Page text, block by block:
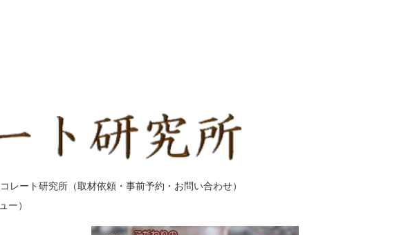
レート研究所（取材依頼・事前予約・お問い合わせ）
ー）